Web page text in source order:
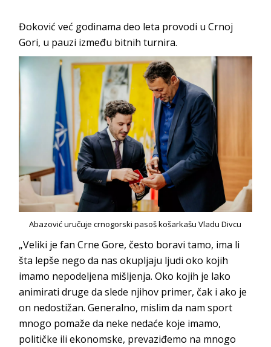
Đoković već godinama deo leta provodi u Crnoj
Gori, u pauzi između bitnih turnira.
Abazović uručuje crnogorski pasoš košarkašu Vladu Divcu
„Veliki je fan Crne Gore, često boravi tamo, ima li
šta lepše nego da nas okupljaju ljudi oko kojih
imamo nepodeljena mišljenja. Oko kojih je lako
animirati druge da slede njihov primer, čak i ako je
on nedostižan. Generalno, mislim da nam sport
mnogo pomaže da neke nedaće koje imamo,
političke ili ekonomske, prevaziđemo na mnogo